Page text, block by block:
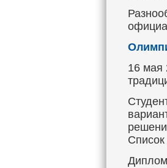
16 мая